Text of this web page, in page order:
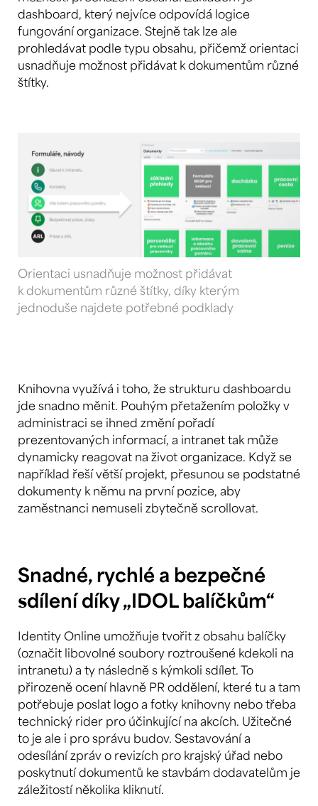
dashboard, který nejvíce odpovídá logice
fungování organizace. Stejně tak lze ale
prohledávat podle typu obsahu, přičemž orientaci
usnadňuje možnost přidávat k dokumentům různé
štítky.
Orientaci usnadňuje možnost přidávat
k dokumentům různé štítky, díky kterým
jednoduše najdete potřebné podklady
Knihovna využívá i toho, že strukturu dashboardu
jde snadno měnit. Pouhým přetažením položky v
administraci se ihned změní pořadí
prezentovaných informací, a intranet tak může
dynamicky reagovat na život organizace. Když se
například řeší větší projekt, přesunou se podstatné
dokumenty k němu na první pozice, aby
zaměstnanci nemuseli zbytečně scrollovat.
Snadné, rychlé a bezpečné
sdílení díky „IDOL balíčkům“
Identity Online umožňuje tvořit z obsahu balíčky
(označit libovolné soubory roztroušené kdekoli na
intranetu) a ty následně s kýmkoli sdílet. To
přirozeně ocení hlavně PR oddělení, které tu a tam
potřebuje poslat logo a fotky knihovny nebo třeba
technický rider pro účinkující na akcích. Užitečné
to je ale i pro správu budov. Sestavování a
odesílání zpráv o revizích pro krajský úřad nebo
poskytnutí dokumentů ke stavbám dodavatelům je
záležitostí několika kliknutí.